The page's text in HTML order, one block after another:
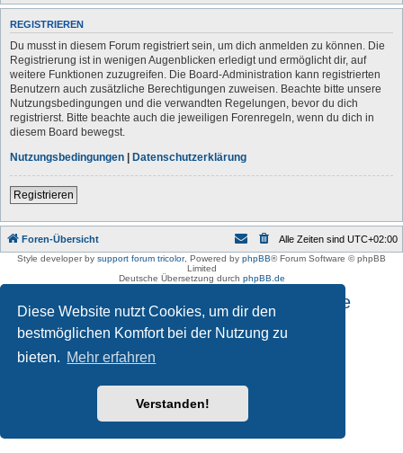
Diese Website nutzt Cookies, um dir den
bestmöglichen Komfort bei der Nutzung zu
bieten. Mehr erfahren
Verstanden!
REGISTRIEREN
Du musst in diesem Forum registriert sein, um dich anmelden zu können. Die
Registrierung ist in wenigen Augenblicken erledigt und ermöglicht dir, auf
weitere Funktionen zuzugreifen. Die Board-Administration kann registrierten
Benutzern auch zusätzliche Berechtigungen zuweisen. Beachte bitte unsere
Nutzungsbedingungen und die verwandten Regelungen, bevor du dich
registrierst. Bitte beachte auch die jeweiligen Forenregeln, wenn du dich in
diesem Board bewegst.
Nutzungsbedingungen | Datenschutzerklärung
Registrieren
Foren-Übersicht Alle Zeiten sind UTC+02:00
Style developer by support forum tricolor, Powered by phpBB® Forum Software © phpBB
Limited
Deutsche Übersetzung durch phpBB.de
Impressum und Datenschutzhinweise